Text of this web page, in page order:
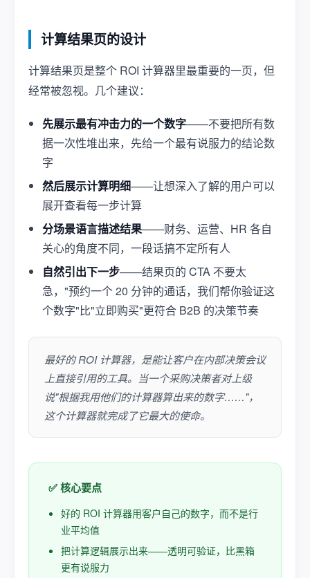
计算结果页的设计
计算结果页是整个 ROI 计算器里最重要的一页，但
经常被忽视。几个建议：
先展示最有冲击力的一个数字——不要把所有数
据一次性堆出来，先给一个最有说服力的结论数
字
然后展示计算明细——让想深入了解的用户可以
展开查看每一步计算
分场景语言描述结果——财务、运营、HR 各自
关心的角度不同，一段话搞不定所有人
自然引出下一步——结果页的 CTA 不要太
急，"预约一个 20 分钟的通话，我们帮你验证这
个数字"比"立即购买"更符合 B2B 的决策节奏
最好的 ROI 计算器，是能让客户在内部决策会议
上直接引用的工具。当一个采购决策者对上级
说"根据我用他们的计算器算出来的数字……"，
这个计算器就完成了它最大的使命。
✅ 核心要点
好的 ROI 计算器用客户自己的数字，而不是行
业平均值
把计算逻辑展示出来——透明可验证，比黑箱
更有说服力